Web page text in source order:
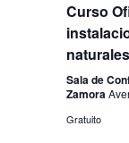
Curso
Sala de
Zamora
Gratuito